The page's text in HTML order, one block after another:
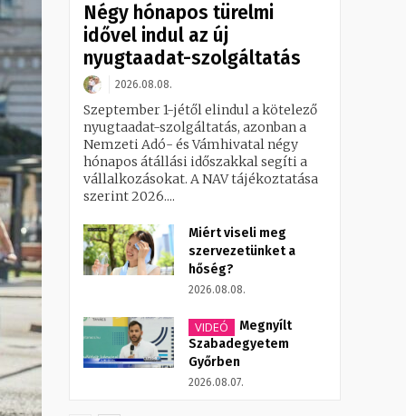
Négy hónapos türelmi
idővel indul az új
nyugtaadat-szolgáltatás
2026.08.08.
Szeptember 1-jétől elindul a kötelező
nyugtaadat-szolgáltatás, azonban a
Nemzeti Adó- és Vámhivatal négy
hónapos átállási időszakkal segíti a
vállalkozásokat. A NAV tájékoztatása
szerint 2026....
Miért viseli meg
szervezetünket a
hőség?
2026.08.08.
VIDEÓ
Megnyílt
Szabadegyetem
Győrben
2026.08.07.